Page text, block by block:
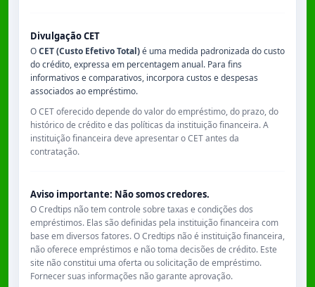
Divulgação CET
OCET (Custo Efetivo Total)é uma medida padronizada do custo
do crédito, expressa em percentagem anual. Para fins
informativos e comparativos, incorpora custos e despesas
associados ao empréstimo.
O CET oferecido depende do valor do empréstimo, do prazo, do
histórico de crédito e das políticas da instituição financeira. A
instituição financeira deve apresentar o CET antes da
contratação.
Aviso importante: Não somos credores.
O Credtips não tem controle sobre taxas e condições dos
empréstimos. Elas são definidas pela instituição financeira com
base em diversos fatores. O Credtips não é instituição financeira,
não oferece empréstimos e não toma decisões de crédito. Este
site não constitui uma oferta ou solicitação de empréstimo.
Fornecer suas informações não garante aprovação.